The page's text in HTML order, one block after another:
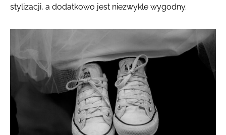
stylizacji, a dodatkowo jest niezwykle wygodny.